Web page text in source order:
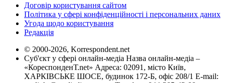
Договір користування сайтом
Політика у сфері конфіденційності і персональних даних
Угода щодо користування
Редакція
© 2000-2026, Korrespondent.net
Суб'єкт у сфері онлайн-медіа Назва онлайн-медіа –
«КореспонденТ.net» Адреса: 02091, місто Київ,
ХАРКІВСЬКЕ ШОСЕ, будинок 172-Б, офіс 208/1 E-mail: